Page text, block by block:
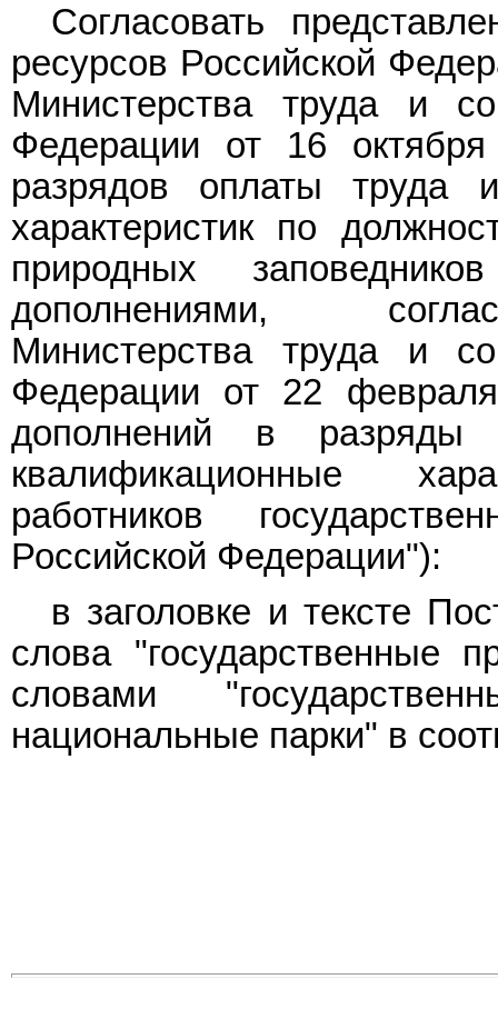
Согласовать
ресурсов Российской
Министерства труда и
Федерации от 16
разрядов оплаты труда
характеристик по
природных
дополнениями,
Министерства труда и
Федерации от 22
дополнений в
квалификационные
работников
Российской Федерации"):
в заголовке и тексте
слова "государственные
словами
национальные парки" в